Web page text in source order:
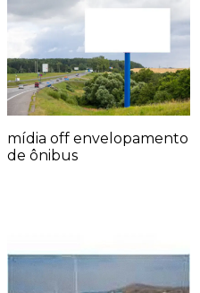
mídia off envelopamento
de ônibus